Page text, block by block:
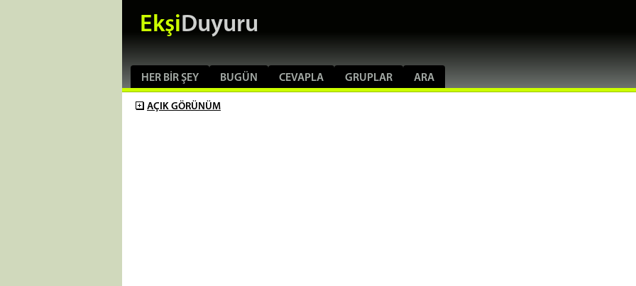
EkşiDuyuru
HER BIR ŞEY BUGÜN CEVAPLA GRUPLAR ARA
AÇIK GÖRÜNÜM